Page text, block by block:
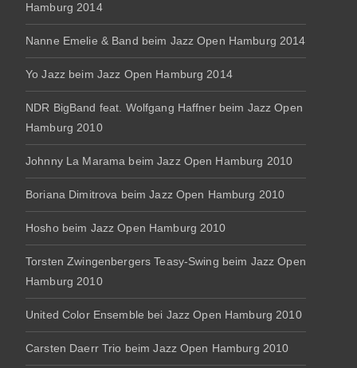
Hamburg 2014
Nanne Emelie & Band beim Jazz Open Hamburg 2014
Yo Jazz beim Jazz Open Hamburg 2014
NDR BigBand feat. Wolfgang Haffner beim Jazz Open
Hamburg 2010
Johnny La Marama beim Jazz Open Hamburg 2010
Boriana Dimitrova beim Jazz Open Hamburg 2010
Hosho beim Jazz Open Hamburg 2010
Torsten Zwingenbergers Teasy-Swing beim Jazz Open
Hamburg 2010
United Color Ensemble bei Jazz Open Hamburg 2010
Carsten Daerr Trio beim Jazz Open Hamburg 2010